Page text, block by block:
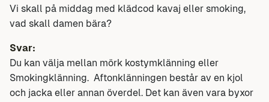
Vi skall på middag med klädcod kavaj eller smoking,
vad skall damen bära?
Svar:
Du kan välja mellan mörk kostymklänning eller
Smokingklänning. Aftonklänningen består av en kjol
och jacka eller annan överdel. Det kan även vara byxor